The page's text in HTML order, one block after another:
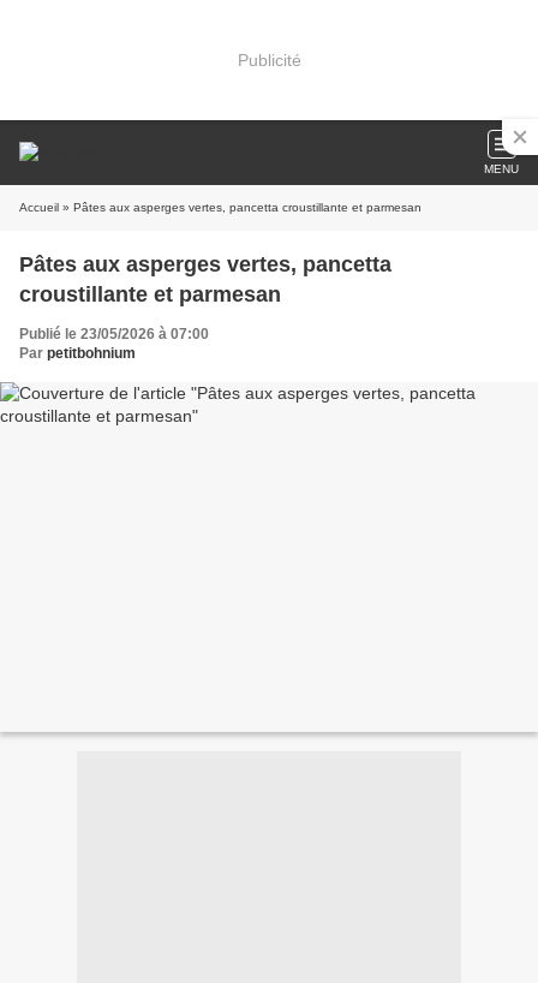
Publicité
MENU
Accueil » Pâtes aux asperges vertes, pancetta croustillante et parmesan
Pâtes aux asperges vertes, pancetta
croustillante et parmesan
Publié le 23/05/2026 à 07:00
Par petitbohnium